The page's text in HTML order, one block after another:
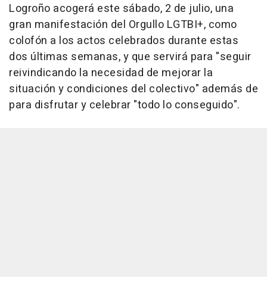
Logroño acogerá este sábado, 2 de julio, una
gran manifestación del Orgullo LGTBI+, como
colofón a los actos celebrados durante estas
dos últimas semanas, y que servirá para "seguir
reivindicando la necesidad de mejorar la
situación y condiciones del colectivo" además de
para disfrutar y celebrar "todo lo conseguido".